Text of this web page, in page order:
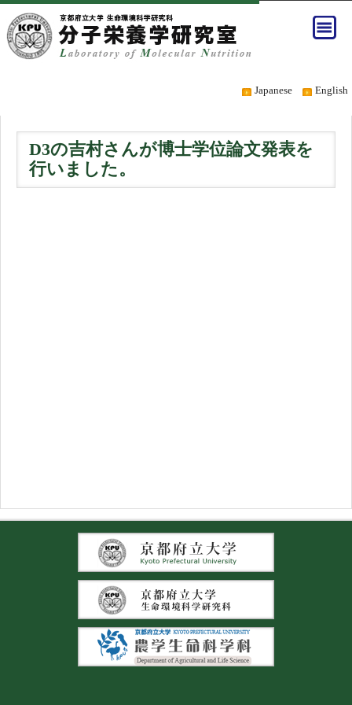
Japanese English
D3の吉村さんが博士学位論文発表を
行いました。